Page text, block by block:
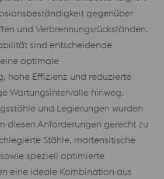
gegenüber
und Verbrennungsrückständen.
sind entscheidende
optimale
hohe Effizienz und reduzierte
Wartungsintervalle hinweg.
und Legierungen wurden
diesen Anforderungen gerecht zu
Stähle, martensitische
speziell optimierte
eine ideale Kombination aus